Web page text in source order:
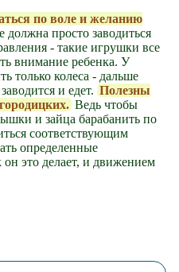
по воле и желанию
должна просто заводиться
- такие игрушки все
внимание ребенка. У
только колеса - дальше
и едет. Полезны
Ведь чтобы
и зайца барабанить по
соответствующим
определенные
это делает, и движением